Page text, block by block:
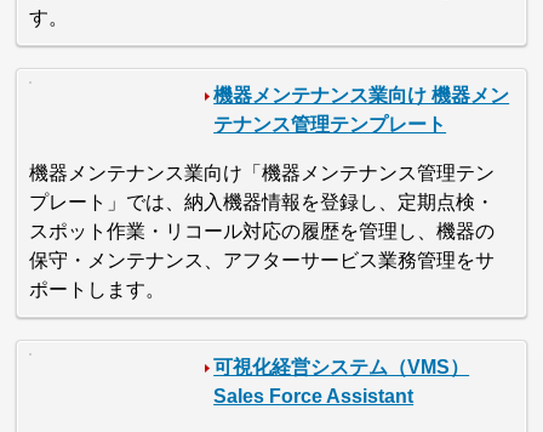
す。
機器メンテナンス業向け 機器メン
テナンス管理テンプレート
機器メンテナンス業向け「機器メンテナンス管理テン
プレート」では、納入機器情報を登録し、定期点検・
スポット作業・リコール対応の履歴を管理し、機器の
保守・メンテナンス、アフターサービス業務管理をサ
ポートします。
可視化経営システム（VMS）
Sales Force Assistant